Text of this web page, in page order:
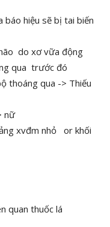
hiệu sẽ bị tai biến
do xơ vữa động
qua trước đó
thoáng qua -> Thiếu
nữ
xvđm nhỏ or khối
quan thuốc lá